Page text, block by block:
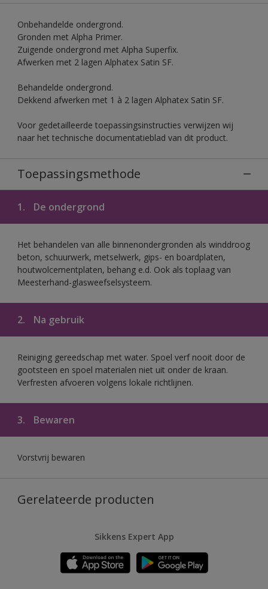
Onbehandelde ondergrond.
Gronden met Alpha Primer.
Zuigende ondergrond met Alpha Superfix.
Afwerken met 2 lagen Alphatex Satin SF.
Behandelde ondergrond.
Dekkend afwerken met 1 à 2 lagen Alphatex Satin SF.
Voor gedetailleerde toepassingsinstructies verwijzen wij
naar het technische documentatieblad van dit product.
Toepassingsmethode
1. De ondergrond
Het behandelen van alle binnenondergronden als winddroog
beton, schuurwerk, metselwerk, gips- en boardplaten,
houtwolcementplaten, behang e.d. Ook als toplaag van
Meesterhand-glasweefselsysteem.
2. Na gebruik
Reiniging gereedschap met water. Spoel verf nooit door de
gootsteen en spoel materialen niet uit onder de kraan.
Verfresten afvoeren volgens lokale richtlijnen.
3. Bewaren
Vorstvrij bewaren
Gerelateerde producten
Sikkens Expert App